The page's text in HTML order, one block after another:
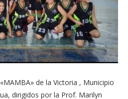
de la Victoria , Municipio
dirigidos por la Prof. Marilyn